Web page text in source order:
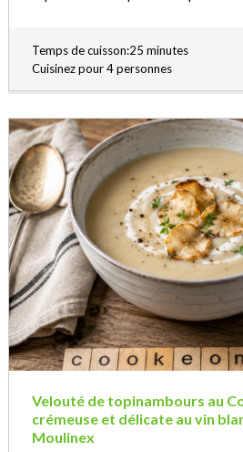
Temps de cuisson:25 minutes
Cuisinez pour 4 personnes
Velouté de topinambours au
crémeuse et délicate au vin
Moulinex